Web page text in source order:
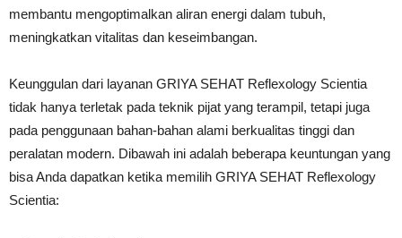
membantu mengoptimalkan aliran energi dalam tubuh,
meningkatkan vitalitas dan keseimbangan.
Keunggulan dari layanan GRIYA SEHAT Reflexology Scientia
tidak hanya terletak pada teknik pijat yang terampil, tetapi juga
pada penggunaan bahan-bahan alami berkualitas tinggi dan
peralatan modern. Dibawah ini adalah beberapa keuntungan yang
bisa Anda dapatkan ketika memilih GRIYA SEHAT Reflexology
Scientia: